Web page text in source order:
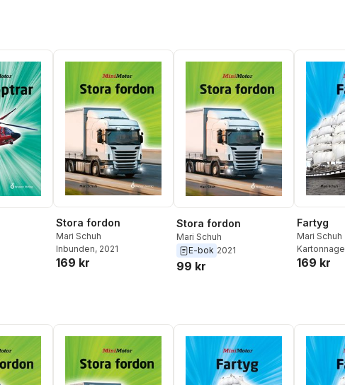
Stora fordon
Mari Schuh
Inbunden, 2021
169 kr
Stora fordon
Mari Schuh
E-bok 2021
99 kr
Fartyg
Mari Schuh
Kartonnage
169 kr